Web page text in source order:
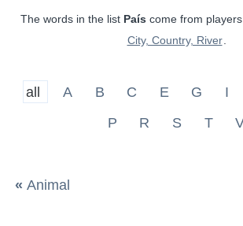
The words in the list País come from
City, Country, River
all A B C E G I
P
R S T
« Animal